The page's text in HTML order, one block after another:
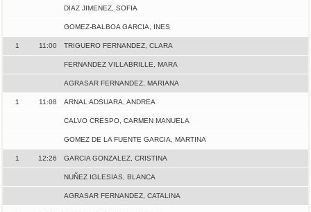
DIAZ JIMENEZ, SOFIA
GOMEZ-BALBOA GARCIA, INES
1 11:00 TRIGUERO FERNANDEZ, CLARA
FERNANDEZ VILLABRILLE, MARA
AGRASAR FERNANDEZ, MARIANA
1 11:08 ARNAL ADSUARA, ANDREA
CALVO CRESPO, CARMEN MANUELA
GOMEZ DE LA FUENTE GARCIA, MARTINA
1 12:26 GARCIA GONZALEZ, CRISTINA
NUÑEZ IGLESIAS, BLANCA
AGRASAR FERNANDEZ, CATALINA